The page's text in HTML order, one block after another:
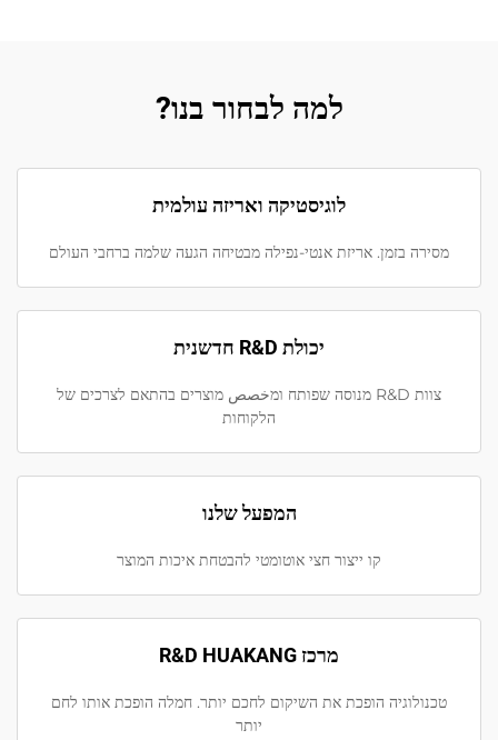
למה לבחור בנו?
לוגיסטיקה ואריזה עולמית
מסירה בזמן. אריזת אנטי-נפילה מבטיחה הגעה שלמה ברחבי העולם
יכולת R&D חדשנית
צוות R&D מנוסה שפותח ומخصص מוצרים בהתאם לצרכים של
הלקוחות
המפעל שלנו
קו ייצור חצי אוטומטי להבטחת איכות המוצר
מרכז R&D HUAKANG
טכנולוגיה הופכת את השיקום לחכם יותר. חמלה הופכת אותו לחם
יותר